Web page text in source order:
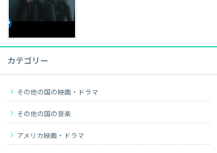
カテゴリー
その他の国の映画・ドラマ
その他の国の音楽
アメリカ映画・ドラマ